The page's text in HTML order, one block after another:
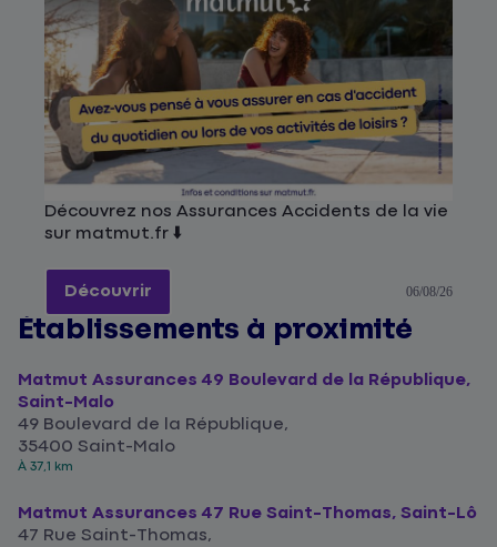
Découvrez nos Assurances Accidents de la vie
sur matmut.fr ⬇️
Découvrir 06/08/26
Établissements à proximité
Matmut Assurances 49 Boulevard de la République,
Saint-Malo
49 Boulevard de la République,
35400 Saint-Malo
À 37,1 km
Matmut Assurances 47 Rue Saint-Thomas, Saint-Lô
47 Rue Saint-Thomas,